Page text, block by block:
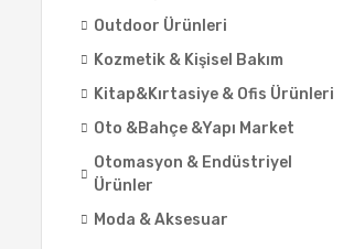
Outdoor Ürünleri
Kozmetik & Kişisel Bakım
Kitap&Kırtasiye & Ofis Ürünleri
Oto &Bahçe &Yapı Market
Otomasyon & Endüstriyel
Ürünler
Moda & Aksesuar